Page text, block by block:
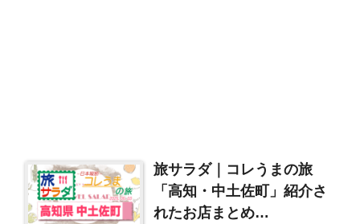
旅サラダ｜コレうまの旅
「高知・中土佐町」紹介さ
れたお店まとめ